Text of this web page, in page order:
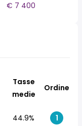
€ 7 400
Tasse
medie
Ordine
44.9% 1